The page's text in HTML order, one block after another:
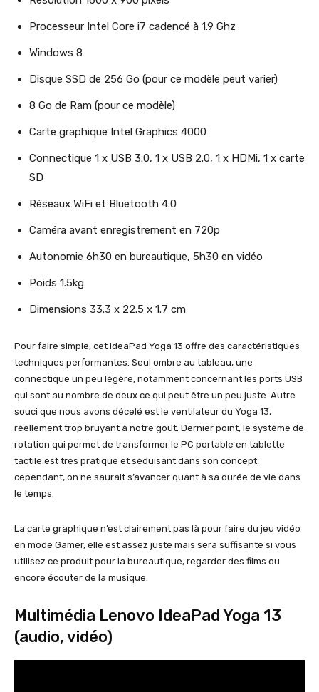
Processeur Intel Core i7 cadencé à 1.9 Ghz
Windows 8
Disque SSD de 256 Go (pour ce modèle peut varier)
8 Go de Ram (pour ce modèle)
Carte graphique Intel Graphics 4000
Connectique 1 x USB 3.0, 1 x USB 2.0, 1 x HDMi, 1 x carte
SD
Réseaux WiFi et Bluetooth 4.0
Caméra avant enregistrement en 720p
Autonomie 6h30 en bureautique, 5h30 en vidéo
Poids 1.5kg
Dimensions 33.3 x 22.5 x 1.7 cm
Pour faire simple, cet IdeaPad Yoga 13 offre des caractéristiques
techniques performantes. Seul ombre au tableau, une
connectique un peu légère, notamment concernant les ports USB
qui sont au nombre de deux ce qui peut être un peu juste. Autre
souci que nous avons décelé est le ventilateur du Yoga 13,
réellement trop bruyant à notre goût. Dernier point, le système de
rotation qui permet de transformer le PC portable en tablette
tactile est très pratique et séduisant dans son concept
cependant, on ne saurait s’avancer quant à sa durée de vie dans
le temps.
La carte graphique n’est clairement pas là pour faire du jeu vidéo
en mode Gamer, elle est assez juste mais sera suffisante si vous
utilisez ce produit pour la bureautique, regarder des films ou
encore écouter de la musique.
Multimédia Lenovo IdeaPad Yoga 13
(audio, vidéo)